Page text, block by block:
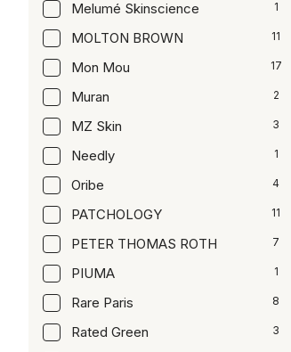
Melumé Skinscience 1
MOLTON BROWN 11
Mon Mou 17
Muran 2
MZ Skin 3
Needly 1
Oribe 4
PATCHOLOGY 11
PETER THOMAS ROTH 7
PIUMA 1
Rare Paris 8
Rated Green 3